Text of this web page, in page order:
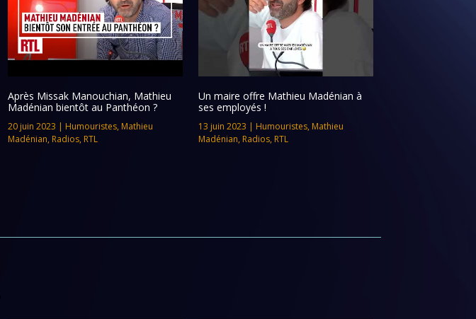
Après Missak Manouchian, Mathieu
Madénian bientôt au Panthéon ?
20 juin 2023 | Humouristes, Mathieu
Madénian, Radios, RTL
Un maire offre Mathieu Madénian à
ses employés !
13 juin 2023 | Humouristes, Mathieu
Madénian, Radios, RTL